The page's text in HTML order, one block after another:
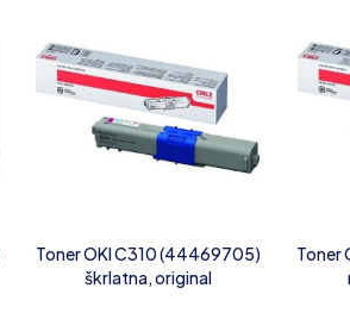
Toner OKI C310 (44469705)
škrlatna, original
Toner